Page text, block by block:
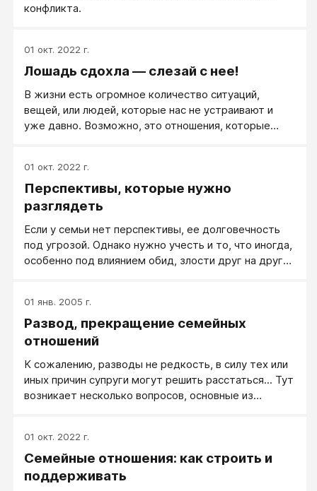
конфликта.
01 окт. 2022 г.
Лошадь сдохла — слезай с нее!
В жизни есть огромное количество ситуаций,
вещей, или людей, которые нас не устраивают и
уже давно. Возможно, это отношения, которые
бездумно и безнадежно... Но по каким-то
неизвестным причинам мы нередко цепляемся за
борт тонущего корабля в надежде, что он может
оставшиеся нервы, время, деньги.
01 окт. 2022 г.
Перспективы, которые нужно
разглядеть
Если у семьи нет перспективы, ее долговечность
под угрозой. Однако нужно учесть и то, что иногда,
особенно под влиянием обид, злости друг на друга
еще можно поправить. Какое вы примете решение -
вопрос отдельный, но уметь разглядеть
перспективы ваших отношений - важно. Просто
причинами ваших проблем, из которых вы можете
найти перспективы восстановления ваших
отношений.
01 янв. 2005 г.
Развод, прекращение семейных
отношений
К сожалению, разводы не редкость, в силу тех или
иных причин супруги могут решить расстаться... Тут
возникает несколько вопросов, основные из
пережить разрыв и настроить себя на новые
отношения? Ответим на эти вопросы подробнее.
01 окт. 2022 г.
Семейные отношения: как строить и
поддерживать